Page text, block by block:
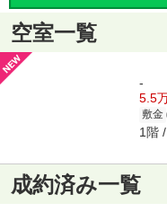
空室一覧
-
5.5
敷金
1階
成約済み一覧